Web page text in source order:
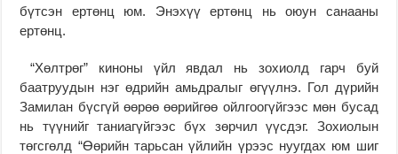
бүтсэн ертөнц юм. Энэхүү ертөнц нь оюун санааны
ертөнц.
“Хөлтрөг” киноны үйл явдал нь зохиолд гарч буй
баатруудын нэг өдрийн амьдралыг өгүүлнэ. Гол дүрийн
Замилан бүсгүй өөрөө өөрийгөө ойлгоогүйгээс мөн бусад
нь түүнийг таниагүйгээс бүх зөрчил үүсдэг. Зохиолын
төгсгөлд “Өөрийн тарьсан үйлийн үрээс нуугдах юм шиг